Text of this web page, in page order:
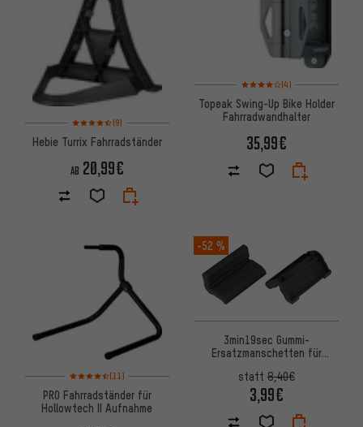
Bewertungen: 4,5 von 5 basierend auf 9 Bewertungen
(9)
Hebie Turrix Fahrradständer
AB 20,99€
Bewertungen: 4 von 5
(4)
Topeak Swing-Up Bike Holder
Fahrradwandhalter
35,99€
Bewertungen: 4,5 von 5 basierend auf 11 Bewertungen
(11)
PRO Fahrradständer für
Hollowtech II Aufnahme
-52 %
3min19sec Gummi-
Ersatzmanschetten für
statt8,40€
3,99€